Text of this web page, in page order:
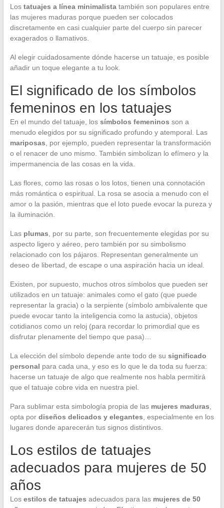
Los tatuajes a línea minimalistatambién son populares entre
las mujeres maduras porque pueden ser colocados
discretamente en casi cualquier parte del cuerpo sin parecer
exagerados o llamativos.
Al elegir cuidadosamente dónde hacerse un tatuaje, es posible
añadir un toque elegante a tu look.
El significado de los símbolos
femeninos en los tatuajes
En el mundo del tatuaje, los símbolos femeninos son a
menudo elegidos por su significado profundo y atemporal. Las
mariposas , por ejemplo, pueden representar la transformación
o el renacer de uno mismo. También simbolizan lo efímero y la
impermanencia de las cosas en la vida.
Las flores, como las rosas o los lotos, tienen una connotación
más romántica o espiritual. La rosa se asocia a menudo con el
amor o la pasión, mientras que el loto puede evocar la pureza y
la iluminación.
Las plumas , por su parte, son frecuentemente elegidas por su
aspecto ligero y aéreo, pero también por su simbolismo
relacionado con los pájaros. Representan generalmente un
deseo de libertad, de escape o una aspiración hacia un ideal.
Existen, por supuesto, muchos otros símbolos que pueden ser
utilizados en un tatuaje: animales como el gato (que puede
representar la gracia) o la serpiente (símbolo ambivalente que
puede evocar tanto la inteligencia como la astucia), objetos
cotidianos como un reloj (para recordar lo primordial que es
disfrutar plenamente del tiempo que pasa)…
La elección del símbolo depende ante todo de su significado
personal para cada una, y eso es lo que le da toda su fuerza:
hacerse un tatuaje de algo que realmente nos habla permitirá
que el tatuaje cobre vida en nuestra piel.
Para sublimar esta simbología propia de las mujeres maduras
opta por diseños delicados y elegantes , especialmente en los
lugares donde aparecerán tus signos distintivos.
Los estilos de tatuajes
adecuados para mujeres de 50
años
Los estilos de tatuajes adecuados para las mujeres de 50